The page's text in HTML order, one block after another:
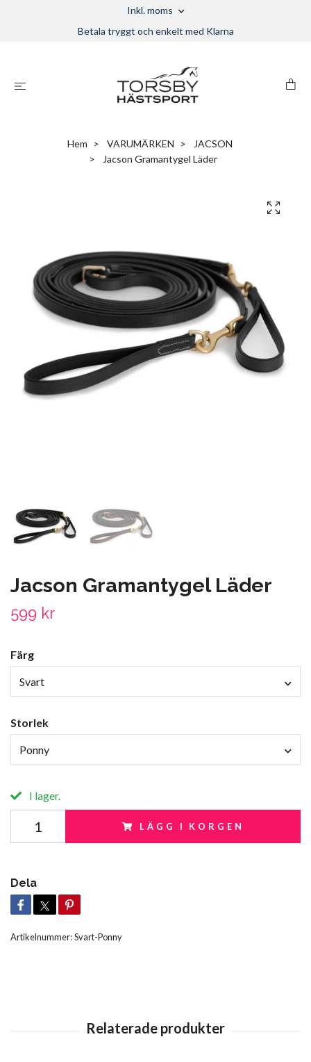
Inkl. moms
Betala tryggt och enkelt med Klarna
Hem VARUMÄRKEN
JACSON
Jacson Gramantygel Läder
Jacson Gramantygel Läder
599 kr
Färg
Svart
Storlek
Ponny
I lager.
LÄGG I KORGEN
Dela
Artikelnummer:Svart-Ponny